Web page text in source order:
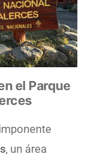
el Parque
, un área